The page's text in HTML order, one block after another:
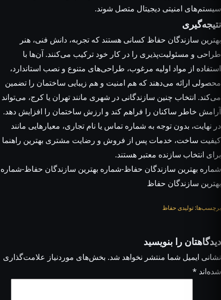
سیستم‌های امنیتی دیجیتال متصل شوند.
نتیجه‌گیری
بهترین سازندگان حفاظ کسانی هستند که تجربه، دانش فنی، هنر
طراحی و مسئولیت‌پذیری را در کار خود ترکیب می‌کنند. آن‌ها با
استفاده از مواد اولیه مرغوب، طراحی‌های متنوع و نصب استاندارد،
محصولی ارائه می‌دهند که هم امنیت و هم زیبایی ساختمان را تضمین
می‌کند. انتخاب چنین سازندگانی در شهری مانند تهران یا کرج، می‌تواند
آرامش خاطر ساکنان را فراهم کند و ارزش ساختمان را افزایش دهد.
در نهایت، بدون توجه به شماره تماس یا نام تجاری، معیارهایی مانند
کیفیت ساخت، خدمات پس از فروش و رضایت مشتری بهترین راهنما
برای انتخاب سازنده معتبر هستند.
شماره بهترین سازندگان حفاظ-شماره بهترین سازندگان حفاظ-شماره
بهترین سازندگان حفاظ
برچسب‌ها: تولیدی حفاظ
دیدگاهتان را بنویسید
نشانی ایمیل شما منتشر نخواهد شد. بخش‌های موردنیاز علامت‌گذاری
شده‌اند *